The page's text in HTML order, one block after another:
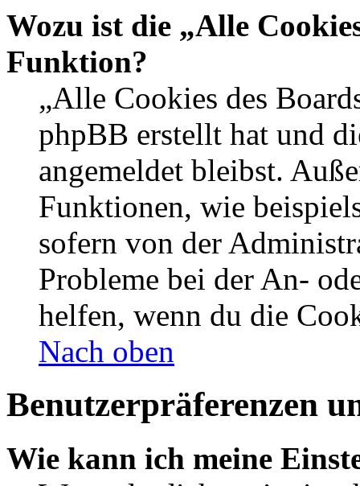
Wozu ist die „Alle
Funktion?
„Alle Cookies des
phpBB erstellt hat und
angemeldet bleibst.
Funktionen, wie
sofern von der
Probleme bei der An-
helfen, wenn du die
Nach oben
Benutzerpräferenzen
Wie kann ich meine